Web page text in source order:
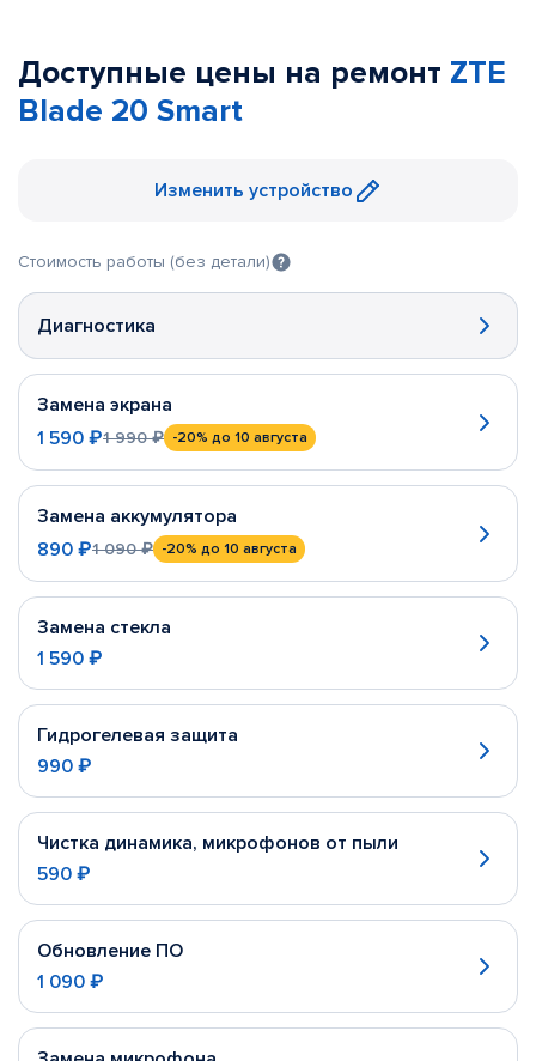
Доступные цены на ремонт ZTE
Blade 20 Smart
Изменить устройство
Стоимость работы (без детали)
Диагностика
Замена экрана
1 590 ₽1 990 ₽ -20% до 10 августа
Замена аккумулятора
890 ₽1 090 ₽ -20% до 10 августа
Замена стекла
1 590 ₽
Гидрогелевая защита
990 ₽
Чистка динамика, микрофонов от пыли
590 ₽
Обновление ПО
1 090 ₽